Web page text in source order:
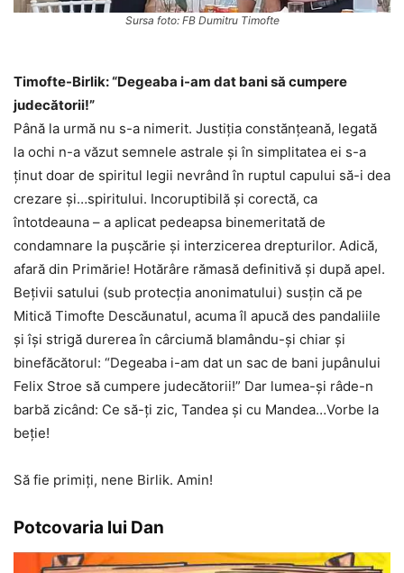
Sursa foto: FB Dumitru Timofte
Timofte-Birlik: “Degeaba i-am dat bani să cumpere
judecătorii!”
Până la urmă nu s-a nimerit. Justiția constănțeană, legată
la ochi n-a văzut semnele astrale şi în simplitatea ei s-a
ţinut doar de spiritul legii nevrând în ruptul capului să-i dea
crezare şi…spiritului. Incoruptibilă și corectă, ca
întotdeauna – a aplicat pedeapsa binemeritată de
condamnare la pușcărie și interzicerea drepturilor. Adică,
afară din Primărie! Hotărâre rămasă definitivă și după apel.
Bețivii satului (sub protecția anonimatului) susțin că pe
Mitică Timofte Descăunatul, acuma îl apucă des pandaliile
și își strigă durerea în cârciumă blamându-şi chiar şi
binefăcătorul: “Degeaba i-am dat un sac de bani jupânului
Felix Stroe să cumpere judecătorii!” Dar lumea-şi râde-n
barbă zicând: Ce să-ţi zic, Tandea şi cu Mandea…Vorbe la
beţie!
Să fie primiți, nene Birlik. Amin!
Potcovaria lui Dan